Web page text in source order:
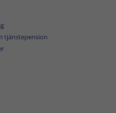
tjänstepension